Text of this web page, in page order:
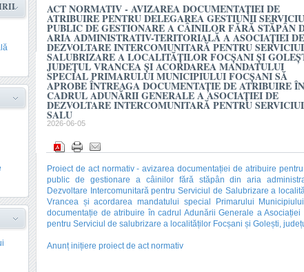
ACT NORMATIV - AVIZAREA DOCUMENTAȚIEI DE
ATRIBUIRE PENTRU DELEGAREA GESTIUNII
PUBLIC DE GESTIONARE A CÂINILOR FĂRĂ STĂPÂN
ARIA ADMINISTRATIV-TERITORIALĂ A ASOCIAȚIEI DE
DEZVOLTARE INTERCOMUNITARĂ PENTRU
SALUBRIZARE A LOCALITĂȚILOR FOCȘANI ȘI
JUDEȚUL VRANCEA ȘI ACORDAREA MANDATULUI
SPECIAL PRIMARULUI MUNICIPIULUI FOCȘANI SĂ
APROBE ÎNTREAGA DOCUMENTAȚIE DE ATRIBUIRE ÎN
CADRUL ADUNĂRII GENERALE A ASOCIAȚIEI DE
DEZVOLTARE INTERCOMUNITARĂ PENTRU
SALU
2026-06-05
Proiect de act normativ - avizarea documentației de atribuire
public de gestionare a câinilor fără stăpân din aria
Dezvoltare Intercomunitară pentru Serviciul de Salubrizare a
Vrancea și acordarea mandatului special Primarului
documentație de atribuire în cadrul Adunării Generale a
pentru Serviciul de salubrizare a localităților Focșani și Golești,
Anunț inițiere proiect de act normativ